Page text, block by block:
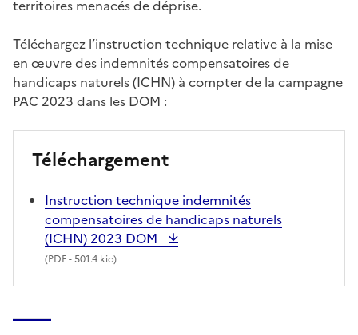
territoires menacés de déprise.
Téléchargez l’instruction technique relative à la mise
en œuvre des indemnités compensatoires de
handicaps naturels (ICHN) à compter de la campagne
PAC 2023 dans les DOM :
Téléchargement
Instruction technique indemnités
compensatoires de handicaps naturels
(ICHN) 2023 DOM
(PDF- 501.4 kio)